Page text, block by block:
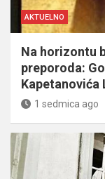
AKTUELNO
Na horizontu
preporoda:
Kapetanovića
1 sedmica ago